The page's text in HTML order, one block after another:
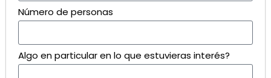
Número de personas
Algo en particular en lo que estuvieras interés?